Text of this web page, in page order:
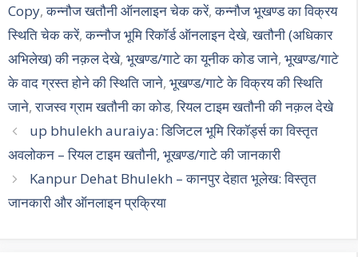
Copy,कन्नौज खतौनी ऑनलाइन चेक करें,कन्नौज भूखण्ड का विक्रय
स्थिति चेक करें,कन्नौज भूमि रिकॉर्ड ऑनलाइन देखे,खतौनी (अधिकार
अभिलेख) की नक़ल देखे, भूखण्ड/गाटे का यूनीक कोड जाने, भूखण्ड/गाटे
के वाद ग्रस्त होने की स्थिति जाने, भूखण्ड/गाटे के विक्रय की स्थिति
जाने,राजस्व ग्राम खतौनी का कोड,रियल टाइम खतौनी की नक़ल देखे
Post
navigation
up bhulekh auraiya: डिजिटल भूमि रिकॉर्ड्स का विस्तृत
अवलोकन – रियल टाइम खतौनी, भूखण्ड/गाटे की जानकारी
Kanpur Dehat Bhulekh – कानपुर देहात भूलेख: विस्तृत
जानकारी और ऑनलाइन प्रक्रिया